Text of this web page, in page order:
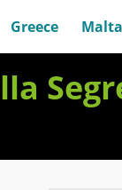
Greece Malta